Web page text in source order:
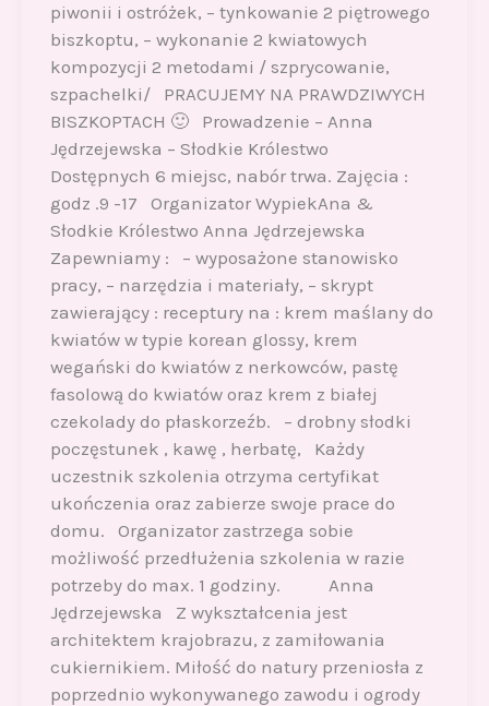
piwonii i ostróżek, – tynkowanie 2 piętrowego
biszkoptu, – wykonanie 2 kwiatowych
kompozycji 2 metodami / szprycowanie,
szpachelki/ PRACUJEMY NA PRAWDZIWYCH
BISZKOPTACH 🙂 Prowadzenie – Anna
Jędrzejewska – Słodkie Królestwo
Dostępnych 6 miejsc, nabór trwa. Zajęcia :
godz .9 -17 Organizator WypiekAna &
Słodkie Królestwo Anna Jędrzejewska
Zapewniamy : – wyposażone stanowisko
pracy, – narzędzia i materiały, – skrypt
zawierający : receptury na : krem maślany do
kwiatów w typie korean glossy, krem
wegański do kwiatów z nerkowców, pastę
fasolową do kwiatów oraz krem z białej
czekolady do płaskorzeźb. – drobny słodki
poczęstunek , kawę , herbatę, Każdy
uczestnik szkolenia otrzyma certyfikat
ukończenia oraz zabierze swoje prace do
domu. Organizator zastrzega sobie
możliwość przedłużenia szkolenia w razie
potrzeby do max. 1 godziny. Anna
Jędrzejewska Z wykształcenia jest
architektem krajobrazu, z zamiłowania
cukiernikiem. Miłość do natury przeniosła z
poprzednio wykonywanego zawodu i ogrody